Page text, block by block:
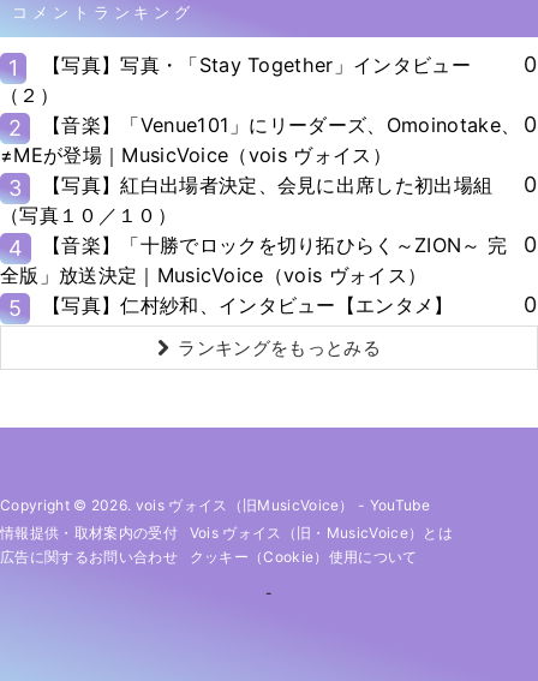
コメントランキング
1
【写真】写真・「Stay Together」インタビュー
（２）
0
2
【音楽】「Venue101」にリーダーズ、Omoinotake、
≠MEが登場｜MusicVoice（vois ヴォイス）
0
3
【写真】紅白出場者決定、会見に出席した初出場組
（写真１０／１０）
0
4
【音楽】「十勝でロックを切り拓ひらく～ZION～ 完
全版」放送決定｜MusicVoice（vois ヴォイス）
0
5 【写真】仁村紗和、インタビュー【エンタメ】 0
ランキングをもっとみる
Copyright © 2026. vois ヴォイス（旧MusicVoice） - YouTube
情報提供・取材案内の受付
Vois ヴォイス（旧・MusicVoice）とは
広告に関するお問い合わせ
クッキー（cookie）使用について
-